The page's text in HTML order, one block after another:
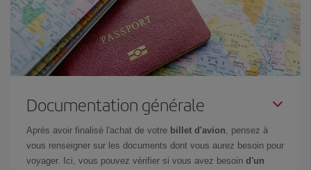
Documentation générale
Après avoir finalisé l'achat de votre billet d'avion, pensez à
vous renseigner sur les documents dont vous aurez besoin pour
voyager. Ici, vous pouvez vérifier si vous avez besoin d'un